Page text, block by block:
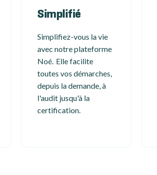
Simplifié
Simplifiez-vous la vie
avec notre plateforme
Noé. Elle facilite
toutes vos démarches,
depuis la demande, à
l'audit jusqu'à la
certification.